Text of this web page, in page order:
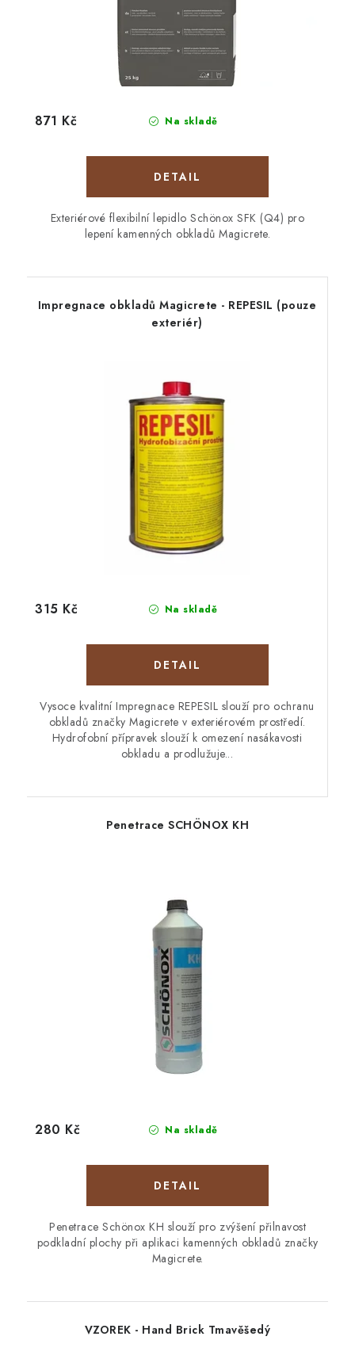
Na skladě
871 Kč
Exteriérové flexibilní lepidlo Schönox SFK (Q4) pro
lepení kamenných obkladů Magicrete.
Impregnace obkladů Magicrete - REPESIL (pouze
exteriér)
Na skladě
315 Kč
Vysoce kvalitní Impregnace REPESIL slouží pro ochranu
obkladů značky Magicrete v exteriérovém prostředí.
Hydrofobní přípravek slouží k omezení nasákavosti
obkladu a prodlužuje...
Penetrace SCHÖNOX KH
Na skladě
280 Kč
Penetrace Schönox KH slouží pro zvýšení přilnavost
podkladní plochy při aplikaci kamenných obkladů značky
Magicrete.
VZOREK - Hand Brick Tmavěšedý